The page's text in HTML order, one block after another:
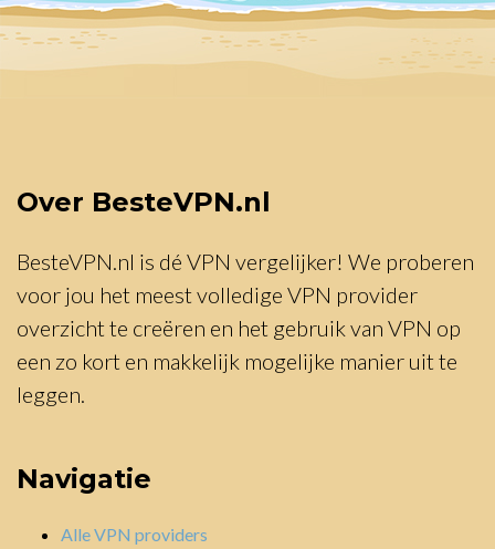
Over BesteVPN.nl
BesteVPN.nl is dé VPN vergelijker! We proberen
voor jou het meest volledige VPN provider
overzicht te creëren en het gebruik van VPN op
een zo kort en makkelijk mogelijke manier uit te
leggen.
Navigatie
Alle VPN providers